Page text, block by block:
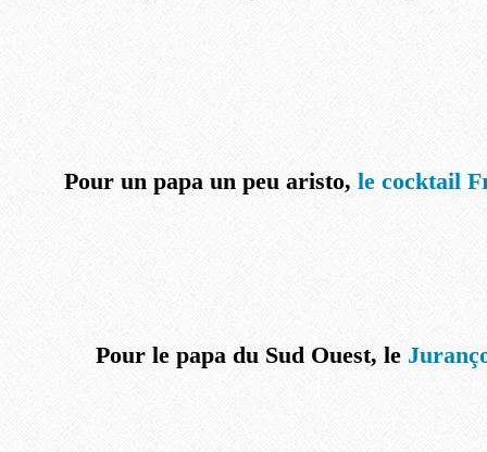
Pour un papa un peu aristo, le cocktail
Pour le papa du Sud Ouest, le